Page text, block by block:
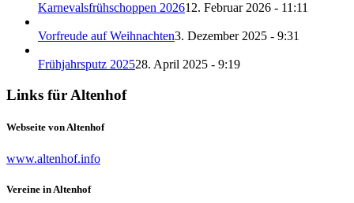
Karnevalsfrühschoppen 202612. Februar 2026 - 11:11
Vorfreude auf Weihnachten3. Dezember 2025 - 9:31
Frühjahrsputz 202528. April 2025 - 9:19
Links für Altenhof
Webseite von Altenhof
www.altenhof.info
Vereine in Altenhof